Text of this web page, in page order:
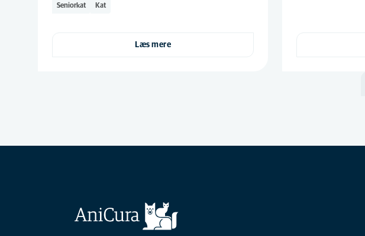
Seniorkat Kat
Læs mere